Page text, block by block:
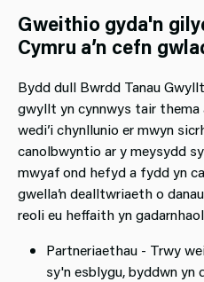
Gweithio gyda'n
Cymru a’n cefn
Bydd dull Bwrdd Tanau
gwyllt yn cynnwys tair thema
wedi’i chynllunio er mwyn
canolbwyntio ar y meysydd
mwyaf ond hefyd a fydd yn
gwella’n dealltwriaeth o
reoli eu heffaith yn
Partneriaethau - Trwy
sy'n esblygu, byddwn yn